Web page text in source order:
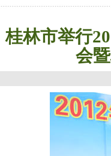
桂林市举行
会